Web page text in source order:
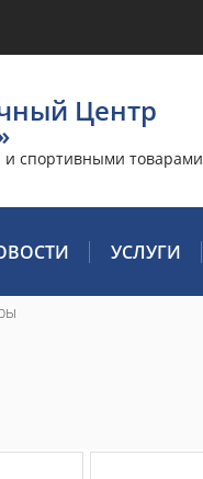
Центр
и спортивными товарами
УСЛУГИ